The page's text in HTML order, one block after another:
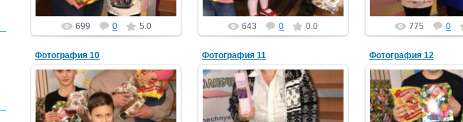
699 0 5.0 643 0 0.0 775 0
Фотография 10
29.12.2018
Фотография 11
29.12.2018
Фотография 12
29.12.2018